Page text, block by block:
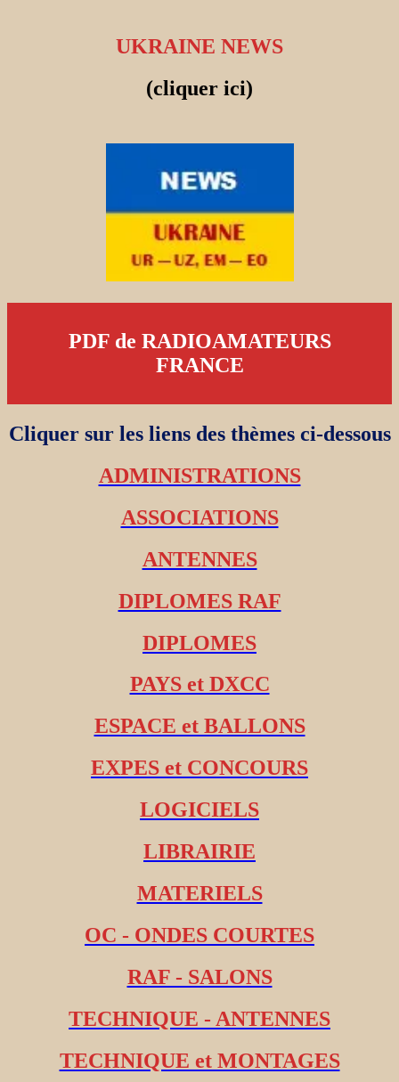
UKRAINE NEWS
(cliquer ici)
PDF de RADIOAMATEURS
FRANCE
Cliquer sur les liens des thèmes ci-dessous
ADMINISTRATIONS
ASSOCIATIONS
ANTENNES
DIPLOMES RAF
DIPLOMES
PAYS et DXCC
ESPACE et BALLONS
EXPES et CONCOURS
LOGICIELS
LIBRAIRIE
MATERIELS
OC - ONDES COURTES
RAF - SALONS
TECHNIQUE - ANTENNES
TECHNIQUE et MONTAGES